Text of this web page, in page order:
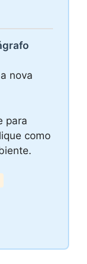
nova
para
como